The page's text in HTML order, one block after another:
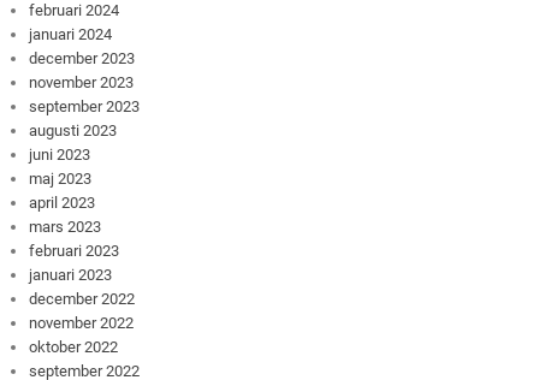
februari 2024
januari 2024
december 2023
november 2023
september 2023
augusti 2023
juni 2023
maj 2023
april 2023
mars 2023
februari 2023
januari 2023
december 2022
november 2022
oktober 2022
september 2022